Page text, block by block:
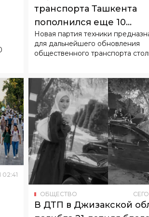
для дальнейшего обновления
общественного транспорта
02:41
ОБЩЕСТВО
В ДТП в Джизакской
погибла 21-летняя
Орзигуль Уразматова
Об этом сообщили в